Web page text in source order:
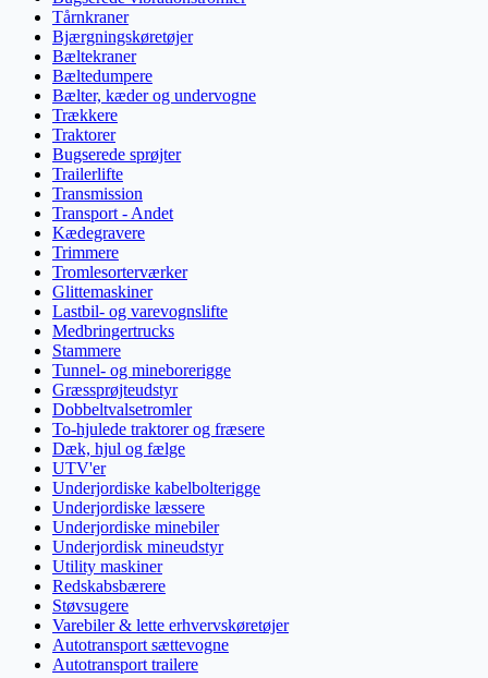
Tårnkraner
Bjærgningskøretøjer
Bæltekraner
Bæltedumpere
Bælter, kæder og undervogne
Trækkere
Traktorer
Bugserede sprøjter
Trailerlifte
Transmission
Transport - Andet
Kædegravere
Trimmere
Tromlesorterværker
Glittemaskiner
Lastbil- og varevognslifte
Medbringertrucks
Stammere
Tunnel- og mineborerigge
Græssprøjteudstyr
Dobbeltvalsetromler
To-hjulede traktorer og fræsere
Dæk, hjul og fælge
UTV'er
Underjordiske kabelbolterigge
Underjordiske læssere
Underjordiske minebiler
Underjordisk mineudstyr
Utility maskiner
Redskabsbærere
Støvsugere
Varebiler & lette erhvervskøretøjer
Autotransport sættevogne
Autotransport trailere